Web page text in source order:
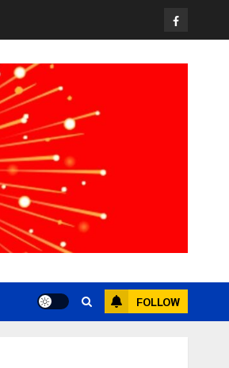
Facebook
FOLLOW